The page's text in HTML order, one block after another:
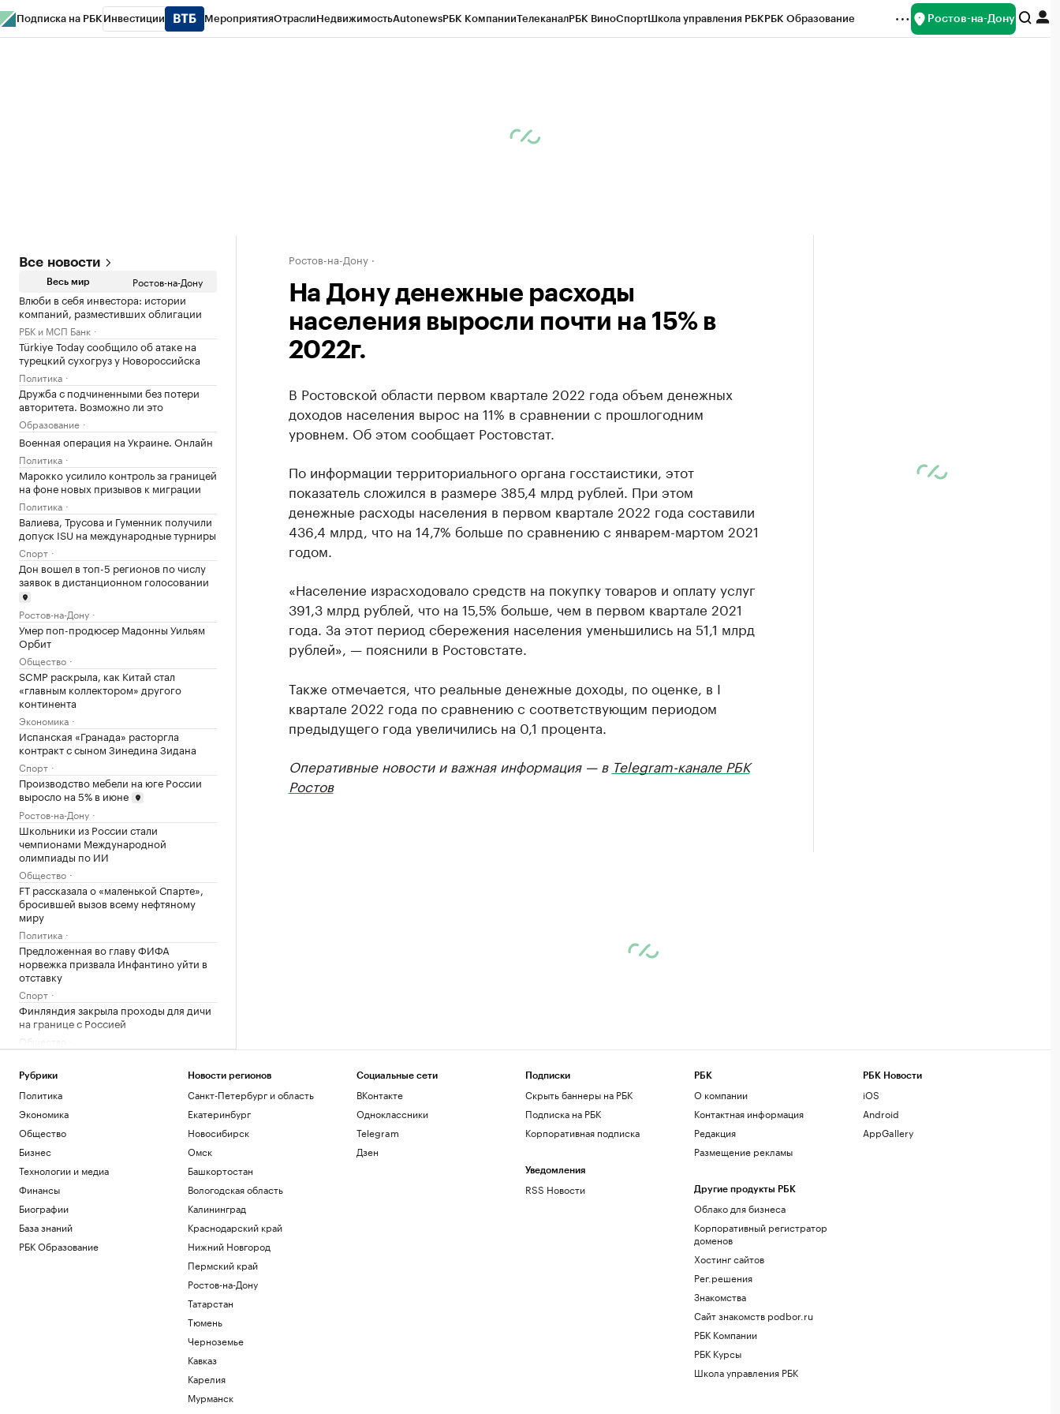
Подписка на РБК Инвестиции МероприятияОтраслиНедвижимостьAutonewsРБК КомпанииТелеканалРБК ВиноСпортШкола управления РБКРБК Образование Ростов-на-Дону
Все новости
Весь мир Ростов-на-Дону
Влюби в себя инвестора: истории
компаний, разместивших облигации
РБК и МСП Банк
Türkiye Today сообщило об атаке на
турецкий сухогруз у Новороссийска
Политика
Дружба с подчиненными без потери
авторитета. Возможно ли это
Образование
Военная операция на Украине. Онлайн
Политика
Марокко усилило контроль за границей
на фоне новых призывов к миграции
Политика
Валиева, Трусова и Гуменник получили
допуск ISU на международные турниры
Спорт
Дон вошел в топ-5 регионов по числу
заявок в дистанционном голосовании
Ростов-на-Дону
Умер поп-продюсер Мадонны Уильям
Орбит
Общество
SCMP раскрыла, как Китай стал
«главным коллектором» другого
континента
Экономика
Испанская «Гранада» расторгла
контракт с сыном Зинедина Зидана
Спорт
Производство мебели на юге России
выросло на 5% в июне
Ростов-на-Дону
Школьники из России стали
чемпионами Международной
олимпиады по ИИ
Общество
FT рассказала о «маленькой Спарте»,
бросившей вызов всему нефтяному
миру
Политика
Предложенная во главу ФИФА
норвежка призвала Инфантино уйти в
отставку
Спорт
Финляндия закрыла проходы для дичи
на границе с Россией
Общество
поле
Чему и как сегодня учат топ-
менеджеров: тренды EdTech для
управленцев
Образование
главными драйверами реального ESG
Отрасли
Как Трамп решил положить конец
«родильному туризму» в США
Политика
Ахмату Кадырову присвоили звание
Ростов-на-Дону
На Дону денежные расходы
населения выросли почти на 15% в
2022г.
В Ростовской области первом квартале 2022 года объем денежных
доходов населения вырос на 11% в сравнении с прошлогодним
уровнем. Об этом сообщает Ростовстат.
По информации территориального органа госстаистики, этот
показатель сложился в размере 385,4 млрд рублей. При этом
денежные расходы населения в первом квартале 2022 года составили
436,4 млрд, что на 14,7% больше по сравнению с январем-мартом 2021
годом.
«Население израсходовало средств на покупку товаров и оплату услуг
391,3 млрд рублей, что на 15,5% больше, чем в первом квартале 2021
года. За этот период сбережения населения уменьшились на 51,1 млрд
рублей», — пояснили в Ростовстате.
Также отмечается, что реальные денежные доходы, по оценке, в I
квартале 2022 года по сравнению с соответствующим периодом
предыдущего года увеличились на 0,1 процента.
Оперативные новости и важная информация — в Telegram-канале РБК
Ростов
Рубрики
Политика
Экономика
Общество
Бизнес
Технологии и медиа
Финансы
Биографии
База знаний
РБК Образование
Новости регионов
Санкт-Петербург и область
Екатеринбург
Новосибирск
Омск
Башкортостан
Вологодская область
Калининград
Краснодарский край
Нижний Новгород
Пермский край
Ростов-на-Дону
Татарстан
Тюмень
Черноземье
Кавказ
Карелия
Мурманск
Социальные сети
ВКонтакте
Одноклассники
Telegram
Дзен
Подписки
Скрыть баннеры на РБК
Подписка на РБК
Корпоративная подписка
Уведомления
RSS Новости
РБК
О компании
Контактная информация
Редакция
Размещение рекламы
Другие продукты РБК
Облако для бизнеса
Корпоративный регистратор
доменов
Хостинг сайтов
Рег.решения
Знакомства
Сайт знакомств podbor.ru
РБК Компании
РБК Курсы
Школа управления РБК
РБК Новости
iOS
Android
AppGallery